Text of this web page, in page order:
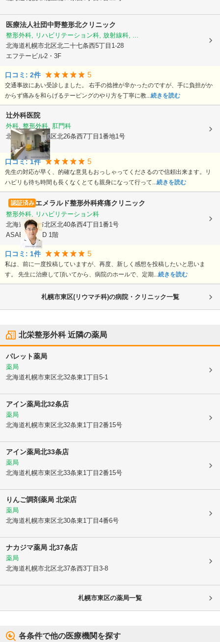
医療法人社団中野整形北クリニック
整形外科, リハビリテーション科, 放射線科, ...
北海道札幌市北区北二十七条西5丁目1-28
エフテービル2・3F
口コミ: 2件 5
交通事故にあい受診しました。 右手の捻挫が辛かったのですが、手に負担がか
からず痛みを和らげるテーピングのやり方を丁寧に教...続きを読む
辻外科医院
外科, 整形外科, 肛門科
北海道札幌市北区北26条西7丁目1番地1号
口コミ:1件 5
先生の対応が早く、的確な意見もおっしゃってくださるので信頼出来ます。リ
ハビリも待ち時間も長くなくとても親身になって行って...続きを読む
認証済み エメラルド整形外科疼痛クリニック
整形外科, リハビリテーション科
北海道札幌市北区北40条西4丁目1番1号
ASABU LAND 1階
口コミ: 1件 5
私は、前に一度投稿していますが、再度、新しく感想を投稿したいと思いま
す。 先生に治療して頂いてから、病院のホールで、定期...続きを読む
札幌市東区(リウマチ科)の病院・クリニック一覧
北栄整形外科近隣の薬局
パレット薬局
薬局
北海道札幌市東区北32条東1丁目5-1
アイン薬局北32条店
薬局
北海道札幌市東区北32条東1丁目2番15号
アイン薬局北33条店
薬局
北海道札幌市東区北33条東1丁目2番15号
りんご調剤薬局 北栄店
薬局
北海道札幌市東区北30条東1丁目4番6号
ナカジマ薬局 北37条店
薬局
北海道札幌市北区北37条西3丁目3-8
札幌市東区の薬局一覧
各条件で他の医療機関を探す